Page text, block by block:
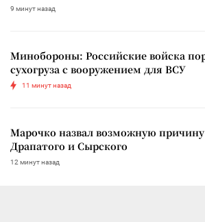
9 минут назад
Минобороны: Российские войска
сухогруза с вооружением для ВСУ
11 минут назад
Марочко назвал возможную
Драпатого и Сырского
12 минут назад